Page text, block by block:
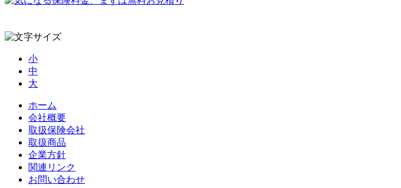
小
中
大
ホーム
会社概要
取扱保険会社
取扱商品
企業方針
関連リンク
お問い合わせ